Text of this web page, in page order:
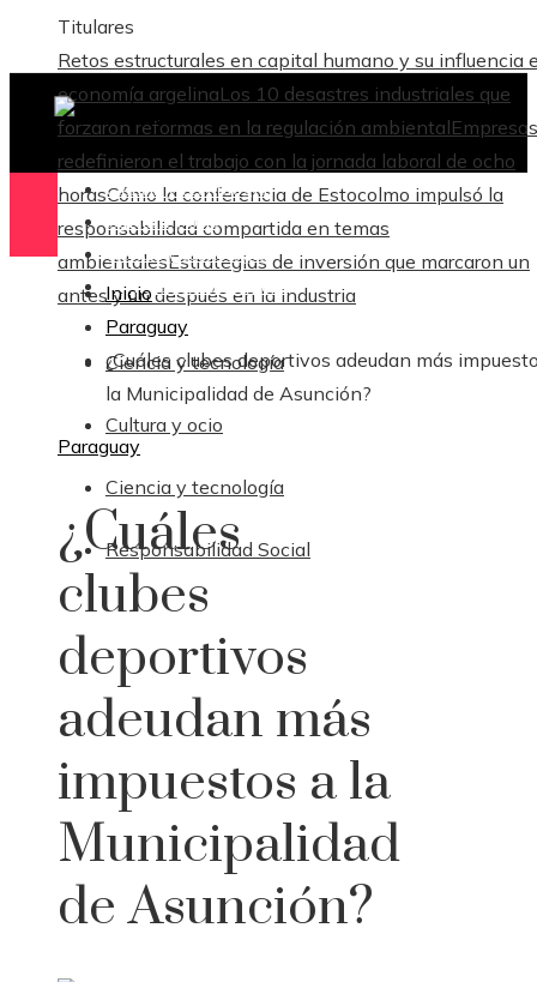
Titulares
Retos estructurales en capital humano y su influencia
economía argelinaLos 10 desastres industriales que
forzaron reformas en la regulación ambiental
redefinieron el trabajo con la jornada laboral de ocho
horasCómo la conferencia de Estocolmo impulsó la
responsabilidad compartida en temas
ambientalesEstrategias de inversión que marcaron un
antes y un después en la industria
Ciencia y tecnología
Cultura y ocio
Ciencia y tecnología
Responsabilidad Social
Ciencia y tecnología
Cultura y ocio
Ciencia y tecnología
Responsabilidad Social
Inicio
Paraguay
¿Cuáles clubes deportivos adeudan más
la Municipalidad de Asunción?
Paraguay
¿Cuáles
clubes
deportivos
adeudan más
impuestos a la
Municipalidad
de Asunción?